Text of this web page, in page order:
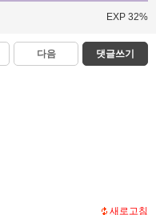
EXP 32%
다음 댓글쓰기
새로고침